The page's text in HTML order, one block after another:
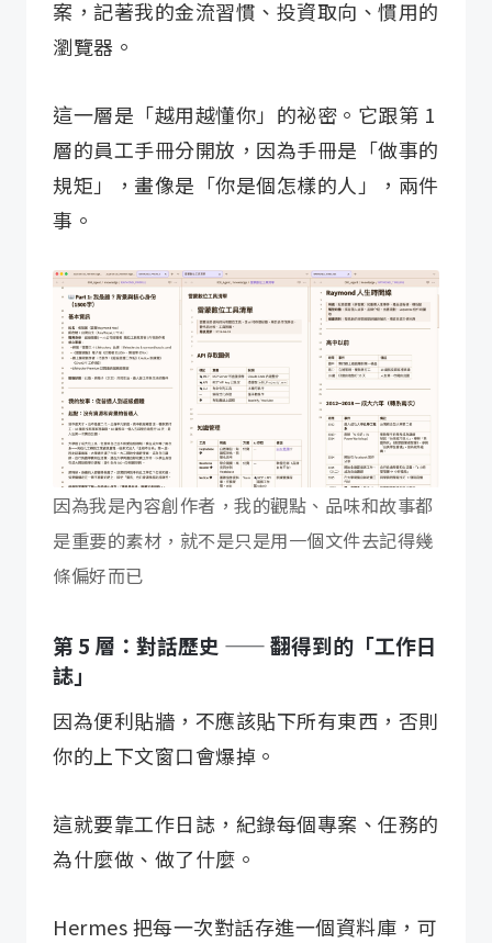
案，記著我的金流習慣、投資取向、慣用的
瀏覽器。
這一層是「越用越懂你」的祕密。它跟第 1
層的員工手冊分開放，因為手冊是「做事的
規矩」，畫像是「你是個怎樣的人」，兩件
事。
因為我是內容創作者，我的觀點、品味和故事都
是重要的素材，就不是只是用一個文件去記得幾
條偏好而已
第 5 層：對話歷史 —— 翻得到的「工作日
誌」
因為便利貼牆，不應該貼下所有東西，否則
你的上下文窗口會爆掉。
這就要靠工作日誌，紀錄每個專案、任務的
為什麼做、做了什麼。
Hermes 把每一次對話存進一個資料庫，可